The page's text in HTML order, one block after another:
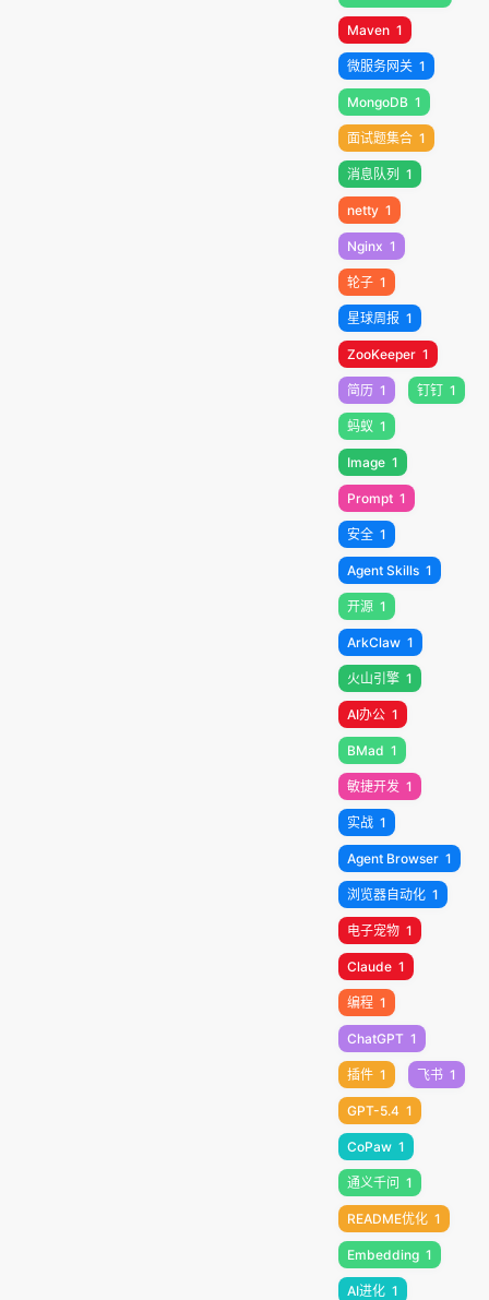
Maven 1
微服务网关 1
MongoDB 1
面试题集合 1
消息队列 1
netty 1
Nginx 1
轮子 1
星球周报 1
ZooKeeper 1
简历 1 钉钉 1
蚂蚁 1
Image 1
Prompt 1
安全 1
Agent Skills 1
开源 1
ArkClaw 1
火山引擎 1
AI办公 1
BMad 1
敏捷开发 1
实战 1
Agent Browser 1
浏览器自动化 1
电子宠物 1
Claude 1
编程 1
ChatGPT 1
插件 1 飞书 1
GPT-5.4 1
CoPaw 1
通义千问 1
README优化 1
Embedding 1
AI进化 1